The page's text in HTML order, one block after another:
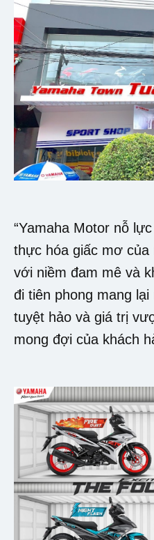
“Yamaha Motor nỗ
thực hóa giấc mơ của
với niềm đam mê và
đi tiên phong mang
tuyệt hảo và giá trị
mong đợi của khách